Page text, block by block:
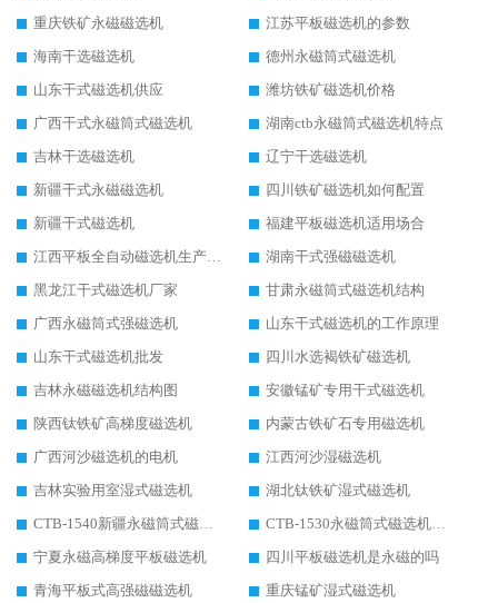
重庆铁矿永磁磁选机
江苏平板磁选机的参数
海南干选磁选机
德州永磁筒式磁选机
山东干式磁选机供应
潍坊铁矿磁选机价格
广西干式永磁筒式磁选机
湖南ctb永磁筒式磁选机特点
吉林干选磁选机
辽宁干选磁选机
新疆干式永磁磁选机
四川铁矿磁选机如何配置
新疆干式磁选机
福建平板磁选机适用场合
江西平板全自动磁选机生产厂家
湖南干式强磁磁选机
黑龙江干式磁选机厂家
甘肃永磁筒式磁选机结构
广西永磁筒式强磁选机
山东干式磁选机的工作原理
山东干式磁选机批发
四川水选褐铁矿磁选机
吉林永磁磁选机结构图
安徽锰矿专用干式磁选机
陕西钛铁矿高梯度磁选机
内蒙古铁矿石专用磁选机
广西河沙磁选机的电机
江西河沙湿磁选机
吉林实验用室湿式磁选机
湖北钛铁矿湿式磁选机
CTB-1540新疆永磁筒式磁选机
CTB-1530永磁筒式磁选机代理商
宁夏永磁高梯度平板磁选机
四川平板磁选机是永磁的吗
青海平板式高强磁磁选机
重庆锰矿湿式磁选机